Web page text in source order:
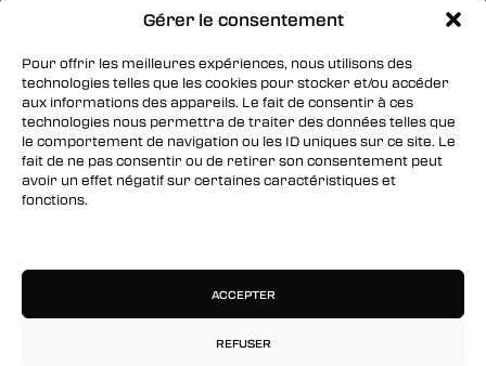
Gérer le consentement
Pour offrir les meilleures expériences, nous utilisons des
technologies telles que les cookies pour stocker et/ou accéder
aux informations des appareils. Le fait de consentir à ces
technologies nous permettra de traiter des données telles que
le comportement de navigation ou les ID uniques sur ce site. Le
fait de ne pas consentir ou de retirer son consentement peut
avoir un effet négatif sur certaines caractéristiques et
fonctions.
ACCEPTER
REFUSER
Facebook
Twitter
Instagram
Inscrivez-vous à notre newsletter pour être les
premiers à être informés des nouveaux
arrivages, des ventes, du contenu exclusif, des
événements et plus encore !